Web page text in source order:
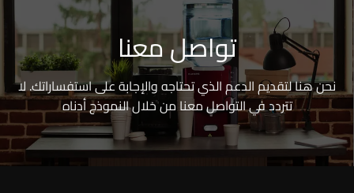
تواصل معنا
نحن هنا لتقديم الدعم الذي تحتاجه والإجابة على استفساراتك. لا
تتردد في التواصل معنا من خلال النموذج أدناه